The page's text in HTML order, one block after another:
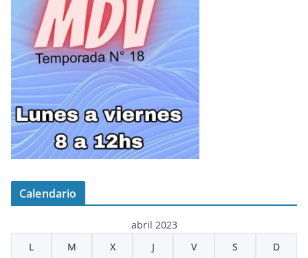
Calendario
abril 2023
L
M X J V S D